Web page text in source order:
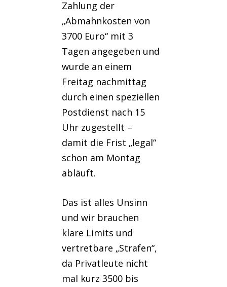
Zahlung der
„Abmahnkosten von
3700 Euro“ mit 3
Tagen angegeben und
wurde an einem
Freitag nachmittag
durch einen speziellen
Postdienst nach 15
Uhr zugestellt –
damit die Frist „legal“
schon am Montag
abläuft.
Das ist alles Unsinn
und wir brauchen
klare Limits und
vertretbare „Strafen“,
da Privatleute nicht
mal kurz 3500 bis